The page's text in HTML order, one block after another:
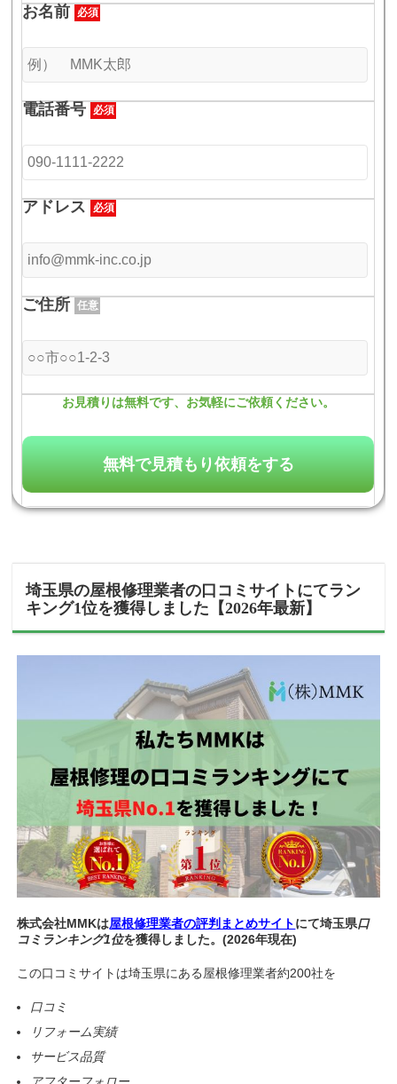
お名前 必須
電話番号 必須
アドレス 必須
ご住所 任意
お見積りは無料です、お気軽にご依頼ください。
埼玉県の屋根修理業者の口コミサイトにてラン
キング1位を獲得しました【2026年最新】
株式会社MMKは屋根修理業者の評判まとめサイトにて埼玉県口
コミランキング1位を獲得しました。(2026年現在)
この口コミサイトは埼玉県にある屋根修理業者約200社を
口コミ
リフォーム実績
サービス品質